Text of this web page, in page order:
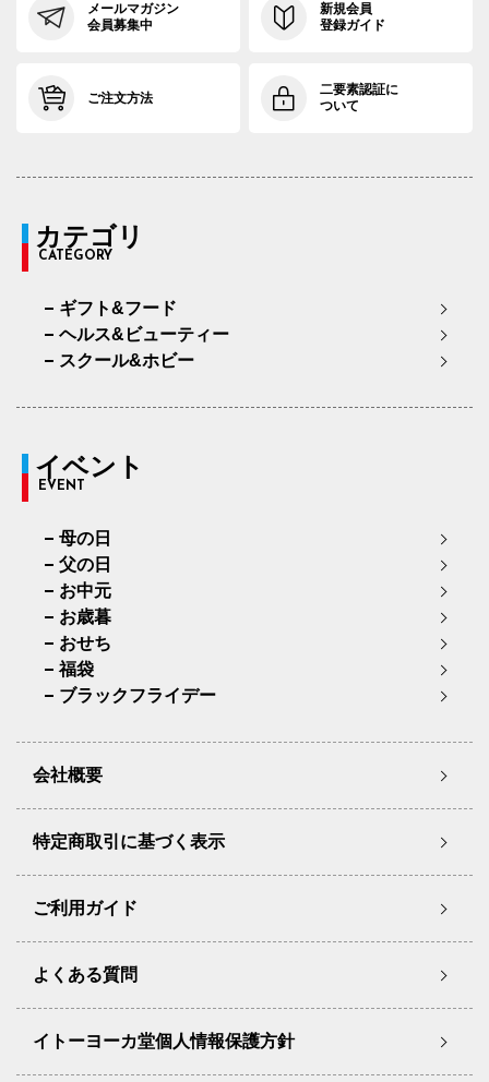
メールマガジン
会員募集中
新規会員
登録ガイド
ご注文方法
二要素認証に
ついて
カテゴリ
CATEGORY
ギフト&フード
ヘルス&ビューティー
スクール&ホビー
イベント
EVENT
母の日
父の日
お中元
お歳暮
おせち
福袋
ブラックフライデー
会社概要
特定商取引に基づく表示
ご利用ガイド
よくある質問
イトーヨーカ堂個人情報保護方針